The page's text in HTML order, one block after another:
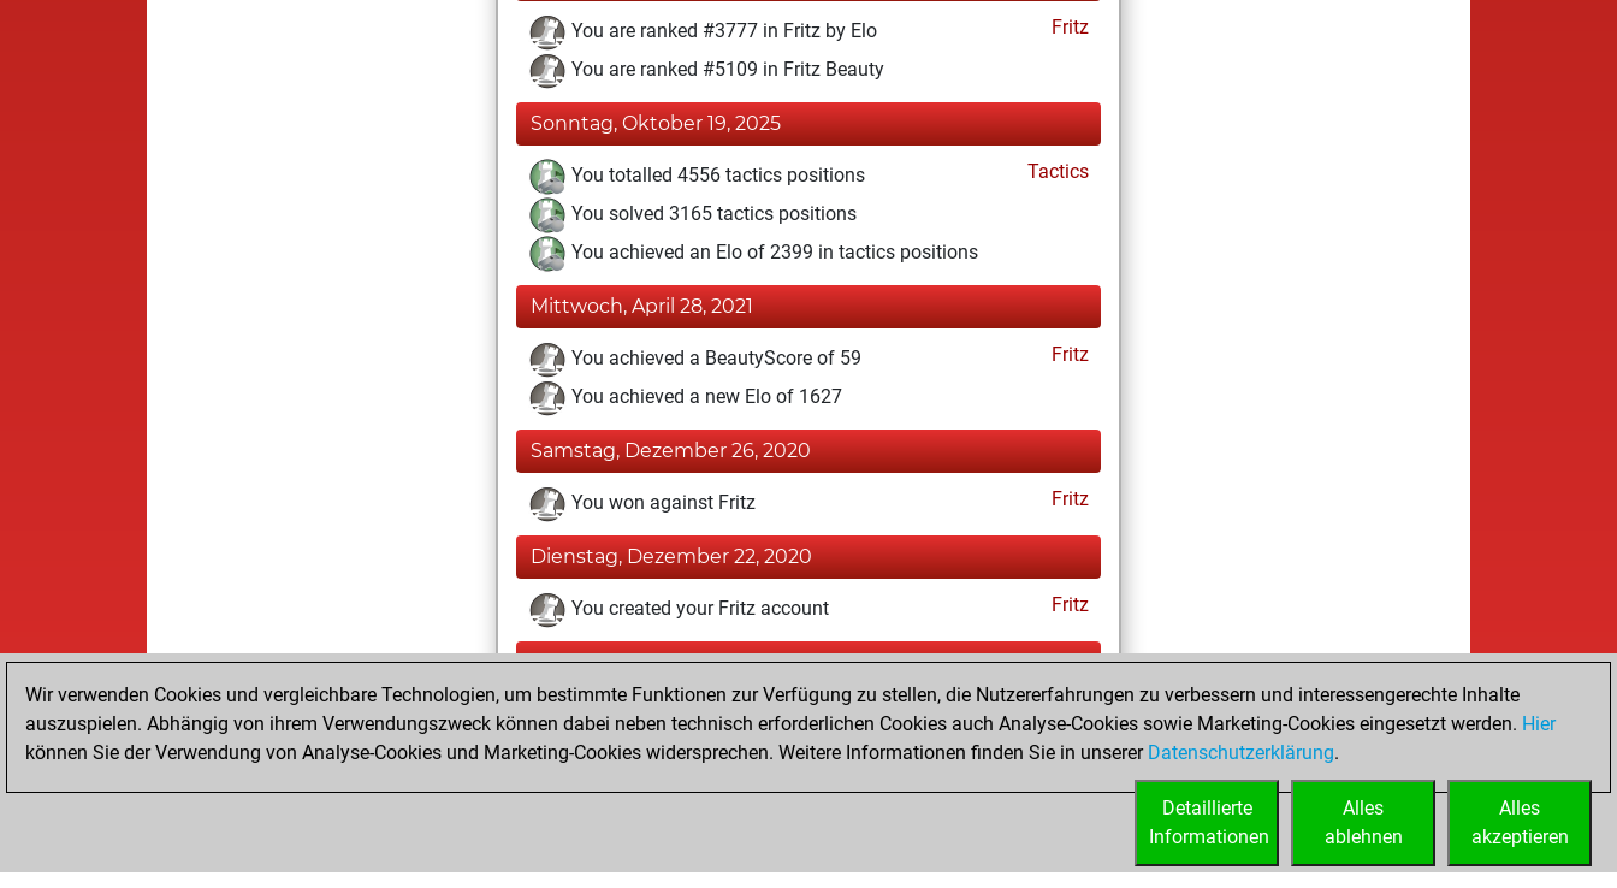
You are ranked #3777 in Fritz by Elo
Fritz
You are ranked #5109 in Fritz Beauty
Sonntag, Oktober 19, 2025
You totalled 4556 tactics positions
Tactics
You solved 3165 tactics positions
You achieved an Elo of 2399 in tactics positions
Mittwoch, April 28, 2021
You achieved a BeautyScore of 59
Fritz
You achieved a new Elo of 1627
Samstag, Dezember 26, 2020
You won against Fritz Fritz
Dienstag, Dezember 22, 2020
You created your Fritz account Fritz
Sonntag, Dezember 2, 2018
You played 2 blitz games
Play
You scored +1 =0 -1 in blitz
Wir verwenden Cookies und vergleichbare Technologien, um bestimmte Funktionen zur Verfügung zu stellen, die Nutzererfahrungen zu verbessern und interessengerechte Inhalte
auszuspielen. Abhängig von ihrem Verwendungszweck können dabei neben technisch erforderlichen Cookies auch Analyse-Cookies sowie Marketing-Cookies eingesetzt werden. Hier
können Sie der Verwendung von Analyse-Cookies und Marketing-Cookies widersprechen. Weitere Informationen finden Sie in unserer Datenschutzerklärung.
Alles
akzeptieren
Alles
ablehnen
Detaillierte
Informationen